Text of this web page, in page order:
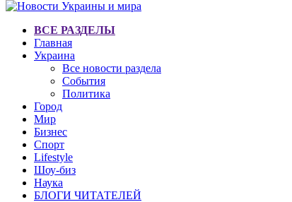
ВСЕ РАЗДЕЛЫ
Главная
Украина
Все новости раздела
События
Политика
Город
Мир
Бизнес
Спорт
Lifestyle
Шоу-биз
Наука
БЛОГИ ЧИТАТЕЛЕЙ